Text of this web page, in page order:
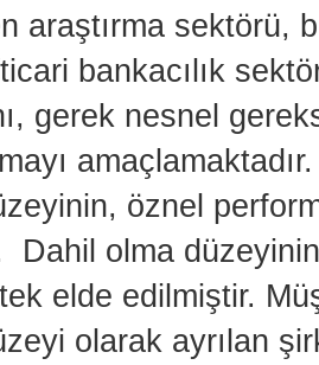
araştırma sektörü,
bankacılık
gerek nesnel
öznel
Dahil olma
elde edilmiştir.
olarak ayrılan